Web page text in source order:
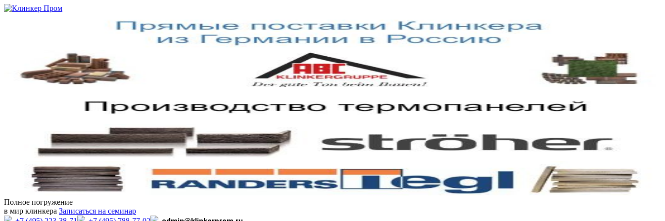
Полное погружение
в мир клинкера Записаться на семинар